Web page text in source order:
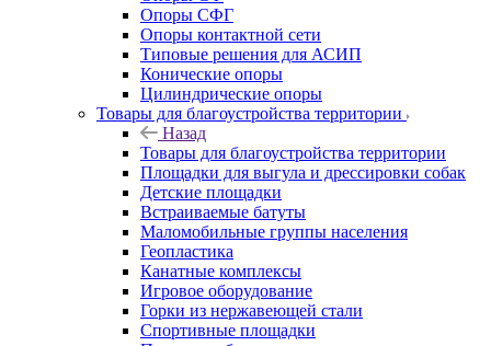
Опоры СФГ
Опоры контактной сети
Типовые решения для АСИП
Конические опоры
Цилиндрические опоры
Товары для благоустройства территории
Назад
Товары для благоустройства территории
Площадки для выгула и дрессировки собак
Детские площадки
Встраиваемые батуты
Маломобильные группы населения
Геопластика
Канатные комплексы
Игровое оборудование
Горки из нержавеющей стали
Спортивные площадки